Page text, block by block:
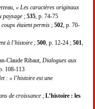
« Les caractères originaux
paysage ; 535 , p. 74-75
étaient permis ; 502 , p. 70-
à l’histoire ; 500 , p. 12-24 ; 501
Claude Ribaut, Dialogues aux
p. 108-113
: « l’histoire est une
de croissance ; L’histoire : les